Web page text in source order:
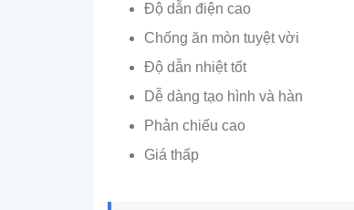
Độ dẫn điện cao
Chống ăn mòn tuyệt vời
Độ dẫn nhiệt tốt
Dễ dàng tạo hình và hàn
Phản chiếu cao
Giá thấp